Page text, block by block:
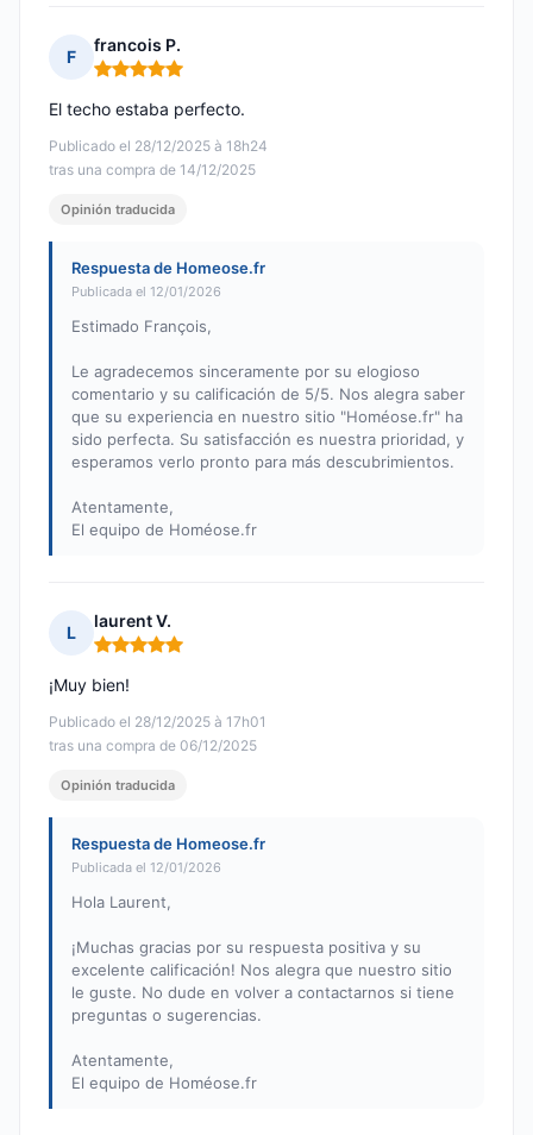
F
francois P.
Nota: 5 de 5
Publicado el 28/12/2025 à 18h24
tras una compra de 14/12/2025
El techo estaba perfecto.
Opinión traducida
Respuesta de Homeose.fr
Publicada el 12/01/2026
Estimado François,
Le agradecemos sinceramente por su elogioso
comentario y su calificación de 5/5. Nos alegra saber
que su experiencia en nuestro sitio "Homéose.fr" ha
sido perfecta. Su satisfacción es nuestra prioridad, y
esperamos verlo pronto para más descubrimientos.
Atentamente,
El equipo de Homéose.fr
L
laurent V.
Nota: 5 de 5
Publicado el 28/12/2025 à 17h01
tras una compra de 06/12/2025
¡Muy bien!
Opinión traducida
Respuesta de Homeose.fr
Publicada el 12/01/2026
Hola Laurent,
¡Muchas gracias por su respuesta positiva y su
excelente calificación! Nos alegra que nuestro sitio
le guste. No dude en volver a contactarnos si tiene
preguntas o sugerencias.
Atentamente,
El equipo de Homéose.fr